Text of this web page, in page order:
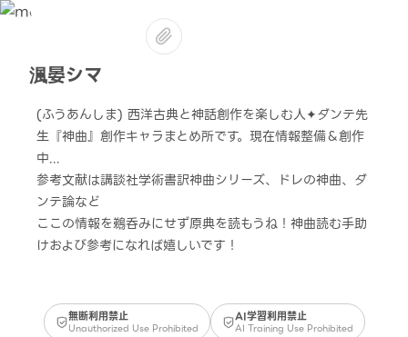
渢晏シマ
(ふうあんしま) 西洋古典と神話創作を楽しむ人✦ダンテ先
生『神曲』創作キャラまとめ所です。現在情報整備＆創作
中...
参考文献は講談社学術書訳神曲シリーズ、ドレの神曲、ダ
ンテ論など
ここの情報を鵜呑みにせず原典を読もうね！神曲読む手助
けおよび参考になれば嬉しいです！
無断利用禁止
Unauthorized Use Prohibited
AI学習利用禁止
AI Training Use Prohibited